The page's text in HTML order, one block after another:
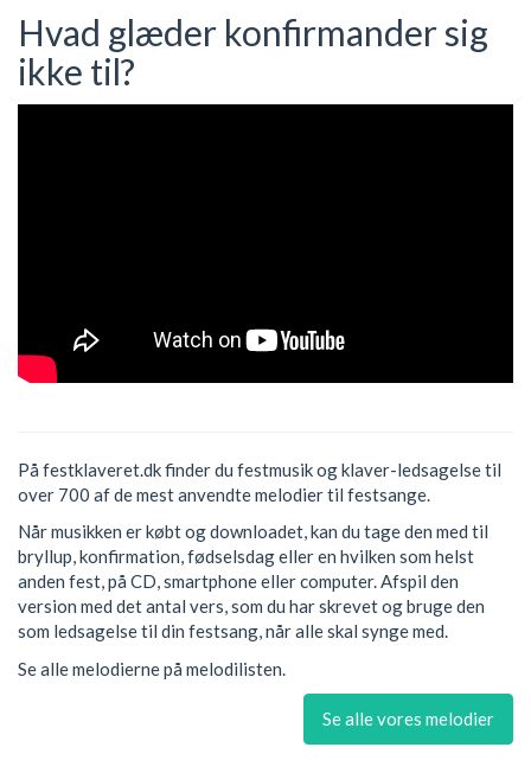
Hvad glæder konfirmander sig
ikke til?
På festklaveret.dk finder du festmusik og klaver-ledsagelse til
over 700 af de mest anvendte melodier til festsange.
Når musikken er købt og downloadet, kan du tage den med til
bryllup, konfirmation, fødselsdag eller en hvilken som helst
anden fest, på CD, smartphone eller computer. Afspil den
version med det antal vers, som du har skrevet og bruge den
som ledsagelse til din festsang, når alle skal synge med.
Se alle melodierne på melodilisten.
Se alle vores melodier